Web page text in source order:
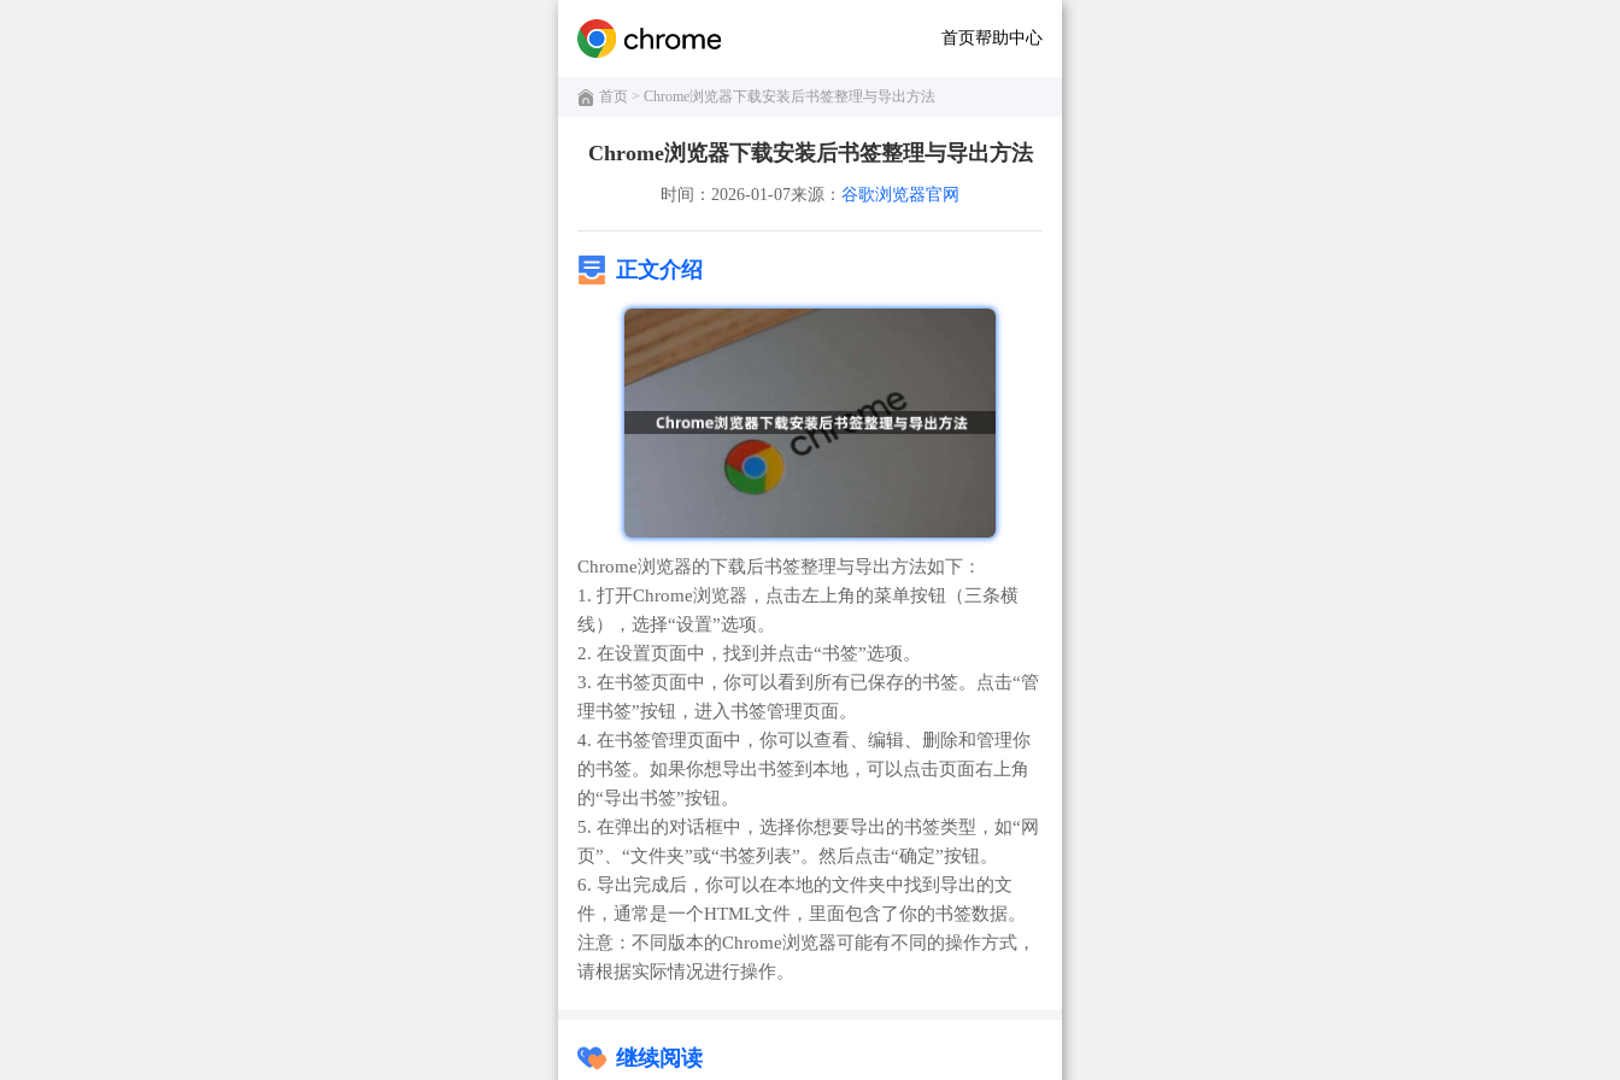
首页帮助中心
首页 > Chrome浏览器下载安装后书签整理与导出方法
Chrome浏览器下载安装后书签整理与导出方法
时间：2026-01-07来源： 谷歌浏览器官网
正文介绍
Chrome浏览器的下载后书签整理与导出方法如下：
1. 打开Chrome浏览器，点击左上角的菜单按钮（三条横
线），选择“设置”选项。
2. 在设置页面中，找到并点击“书签”选项。
3. 在书签页面中，你可以看到所有已保存的书签。点击“管
理书签”按钮，进入书签管理页面。
4. 在书签管理页面中，你可以查看、编辑、删除和管理你
的书签。如果你想导出书签到本地，可以点击页面右上角
的“导出书签”按钮。
5. 在弹出的对话框中，选择你想要导出的书签类型，如“网
页”、“文件夹”或“书签列表”。然后点击“确定”按钮。
6. 导出完成后，你可以在本地的文件夹中找到导出的文
件，通常是一个HTML文件，里面包含了你的书签数据。
注意：不同版本的Chrome浏览器可能有不同的操作方式，
请根据实际情况进行操作。
继续阅读